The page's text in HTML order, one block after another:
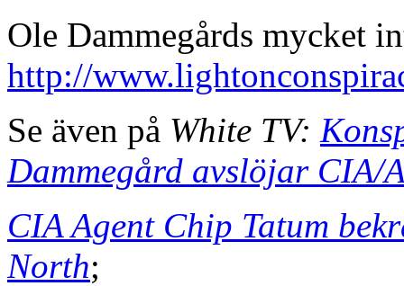
Ole Dammegårds mycket
http://
Se även på White TV:
Dammegård avslöjar CIA/
CIA Agent Chip Tatum
North;